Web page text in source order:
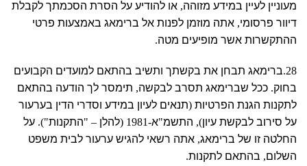
מעוניין לעיין במידע מזוהה, או להודיע על הסרת הסכמתך לקבלת
דיוור פרסומי, אתה מוזמן לפנות אל ברימאג באמצעות פרטי
ההתקשרות אשר מופיעים מטה.
28. ברימאג תבחן את בקשתך ותשיב בהתאם למועדים הקבועים
בחוק. ככל שברימאג תסרב לבקשה, תימסר לך הודעה בהתאם
לתקנות הגנת הפרטיות (תנאים לעיון במידע וסדרי הדין בערעור
על סירוב לבקשת עיון), התשמ"א-1981 ( להלן – "התקנות"). על
החלטה זו של ברימאג, אתה רשאי להגיש ערעור לבית משפט
השלום, בהתאם לתקנות.